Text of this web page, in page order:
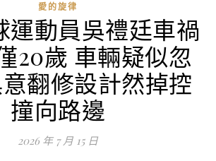
愛的旋律
運動員吳禮廷車禍
20歲 車輛疑似忽
翻修設計然掉控
撞向路邊
2026 年 7 月 15 日